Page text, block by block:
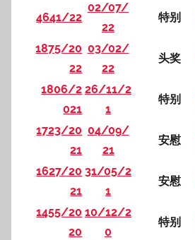
4641/22
02/07/
22
特别
1875/20
22
03/02/
22
头奖
1806/2
021
26/11/2
1
特别
1723/20
21
04/09/
21
安慰
1627/20
21
31/05/2
1
安慰
1455/20
20
10/12/2
0
特别